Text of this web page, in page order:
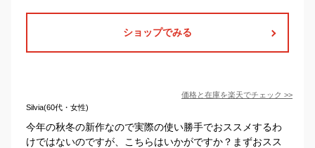
ショップでみる
価格と在庫を楽天でチェック >>
Silvia(60代・女性)
今年の秋冬の新作なので実際の使い勝手でおススメするわ
けではないのですが、こちらはいかがですか？まずおスス